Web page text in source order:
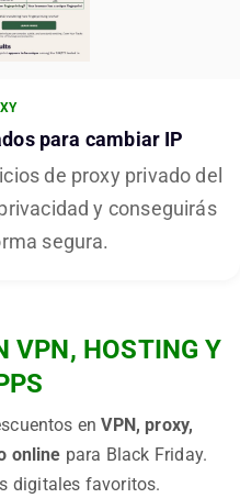
para cambiar IP
de proxy privado del
y conseguirás
segura.
VPN, HOSTING Y
enVPN, proxy,
online para Black Friday.
digitales favoritos.